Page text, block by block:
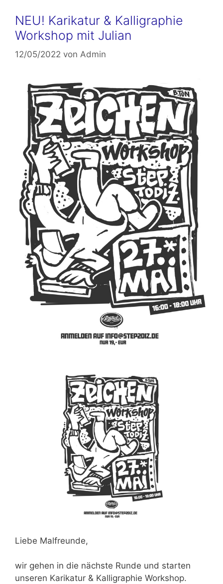
NEU! Karikatur & Kalligraphie
Workshop mit Julian
12/05/2022 von Admin
Liebe Malfreunde,
wir gehen in die nächste Runde und starten
unseren Karikatur & Kalligraphie Workshop.